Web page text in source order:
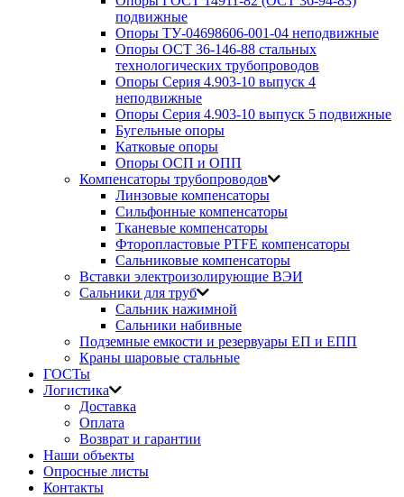
подвижные
Опоры ТУ-04698606-001-04 неподвижные
Опоры ОСТ 36-146-88 стальных
технологических трубопроводов
Опоры Серия 4.903-10 выпуск 4
неподвижные
Опоры Серия 4.903-10 выпуск 5 подвижные
Бугельные опоры
Катковые опоры
Опоры ОСП и ОПП
Компенсаторы трубопроводов
Линзовые компенсаторы
Сильфонные компенсаторы
Тканевые компенсаторы
Фторопластовые PTFE компенсаторы
Сальниковые компенсаторы
Вставки электроизолирующие ВЭИ
Сальники для труб
Сальник нажимной
Сальники набивные
Подземные емкости и резервуары ЕП и ЕПП
Краны шаровые стальные
ГОСТы
Логистика
Доставка
Оплата
Возврат и гарантии
Наши объекты
Опросные листы
Контакты